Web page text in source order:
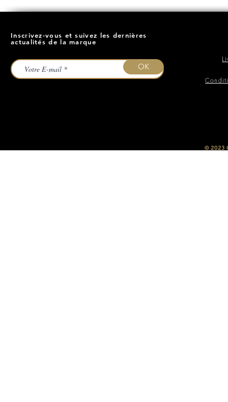
Inscrivez-vous et suivez les dernières
actualités de la marque
OK
​© 2023